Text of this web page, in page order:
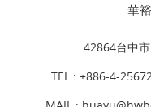
華
42864台中
TEL : +886-4-